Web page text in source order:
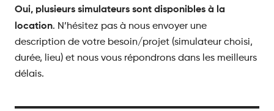
Oui, plusieurs simulateurs sont disponibles à la
location. N’hésitez pas à nous envoyer une
description de votre besoin/projet (simulateur choisi,
durée, lieu) et nous vous répondrons dans les meilleurs
délais.